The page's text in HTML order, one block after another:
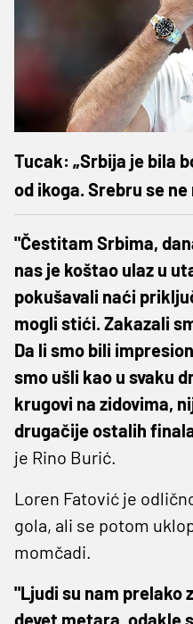
Tucak: „Srbija je bila
od ikoga. Srebru se
"Čestitam Srbima,
nas je koštao ulaz u
pokušavali naći
mogli stići. Zakazali
Da li smo bili
smo ušli kao u svaku
krugovi na zidovima,
drugačije ostalih
je Rino Burić.
Loren Fatović je
gola, ali se potom
momčadi.
"Ljudi su nam prelako
devet metara, odakle